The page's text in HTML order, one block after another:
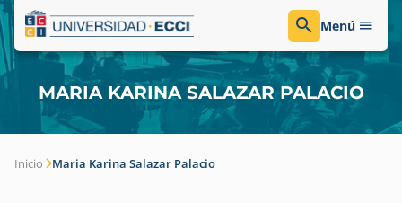
Menú
MARIA KARINA SALAZAR PALACIO
Inicio Maria Karina Salazar Palacio